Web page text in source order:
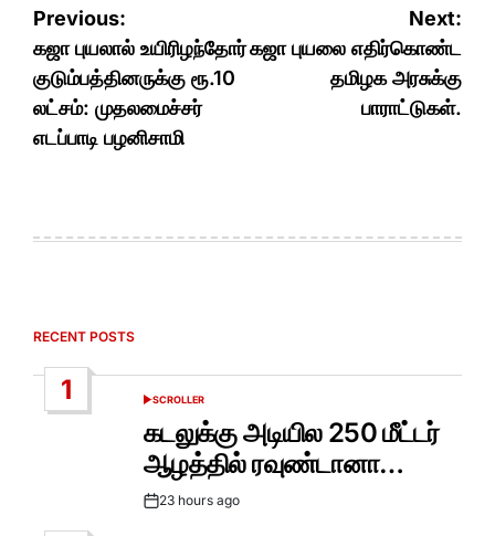
Post
navigation
Previous:
கஜா புயலால் உயிரிழந்தோர்
குடும்பத்தினருக்கு ரூ.10
லட்சம்: முதலமைச்சர்
எடப்பாடி பழனிசாமி
Next:
கஜா புயலை எதிர்கொண்ட
தமிழக அரசுக்கு
பாராட்டுகள்.
RECENT POSTS
1
POSTED
SCROLLER
கடலுக்கு அடியில 250 மீட்டர்
ஆழத்தில் ரவுண்டானா…
Post23 hours ago